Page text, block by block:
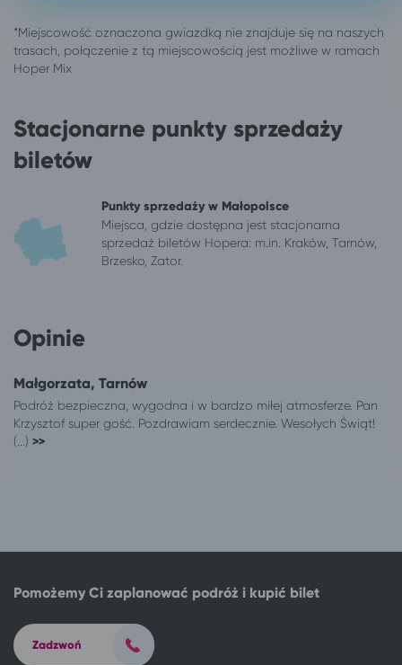
Kłodzko
Konin
Wrocław
Kowal
Lubraniec
Wrocław
Międzyrzecz
Wrocław
Nowe Skalmierzyce
Wrocław
Olsztyn
Wrocław
Pabianice
Sieradz
Wrocław
Skierniewice
Wrocław
Skwierzyna
Wrocław
Turek
Wrocław
Wrocław
Wrocław
Stacjonarne punkty sprzedaży
biletów
Punkty sprzedaży w Małopolsce
Miejsca, gdzie dostępna jest stacjonarna
sprzedaż biletów Hopera: m.in. Kraków, Tarnów,
Brzesko, Zator.
Opinie
Małgorzata, Tarnów
Podróż bezpieczna, wygodna i w bardzo miłej atmosferze. Pan
Krzysztof super gość. Pozdrawiam serdecznie. Wesołych Świąt!
(...) >>
Pomożemy Ci zaplanować podróż i kupić bilet
Zadzwoń